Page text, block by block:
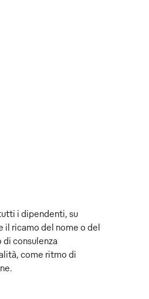
i dipendenti, su
il ricamo del nome o del
di consulenza
come ritmo di